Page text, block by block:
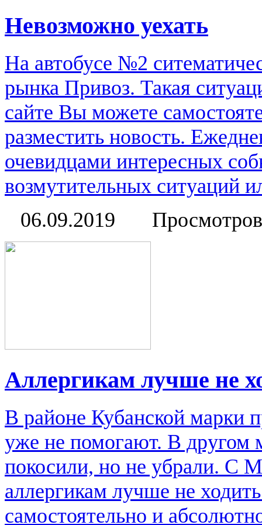
Невозможно уехать
На автобусе №2
рынка Привоз. Такая
сайте Вы можете
разместить новость.
очевидцами интересных
возмутительных ситуаций
06.09.2019
Аллергикам лучше не
В районе Кубанской марки
уже не помогают. В другом
покосили, но не убрали. С
аллергикам лучше не
самостоятельно и